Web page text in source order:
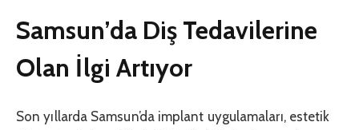
Samsun’da Diş Tedavilerine
Olan İlgi Artıyor
Son yıllarda Samsun’da implant uygulamaları, estetik